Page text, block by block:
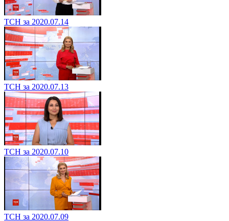
ТСН за 2020.07.14
ТСН за 2020.07.13
ТСН за 2020.07.10
ТСН за 2020.07.09